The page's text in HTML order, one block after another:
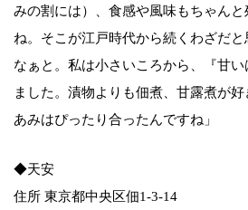
みの割には）、食感や風味もちゃんと
ね。そこが江戸時代から続くわざだ
なぁと。私は小さいころから、『甘
ました。漬物よりも佃煮、甘露煮が
あみはぴったり合ったんですね」
◆天安
住所 東京都中央区佃1-3-14